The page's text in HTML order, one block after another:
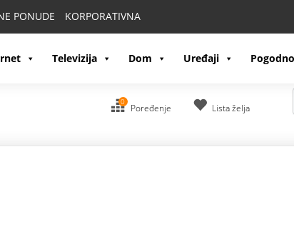
PONUDE KORPORATIVNA
Televizija Dom Uređaji
0
Poređenje Lista želja